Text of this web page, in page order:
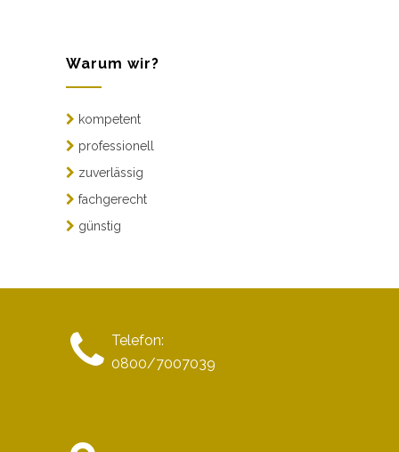
Warum wir?
kompetent
professionell
zuverlässig
fachgerecht
günstig
Telefon:
0800/7007039